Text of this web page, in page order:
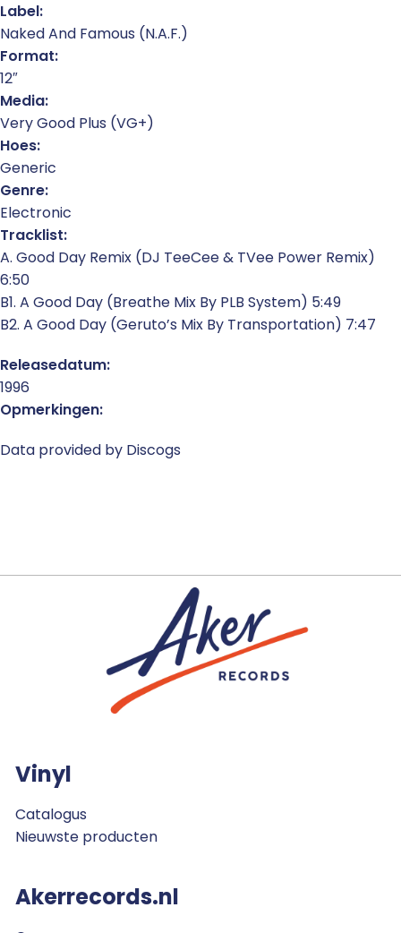
Label:
Naked And Famous (N.A.F.)
Format:
12″
Media:
Very Good Plus (VG+)
Hoes:
Generic
Genre:
Electronic
Tracklist:
A. Good Day Remix (DJ TeeCee & TVee Power Remix)
6:50
B1. A Good Day (Breathe Mix By PLB System) 5:49
B2. A Good Day (Geruto’s Mix By Transportation) 7:47
Releasedatum:
1996
Opmerkingen:
Data provided by Discogs
Vinyl
Catalogus
Nieuwste producten
Akerrecords.nl